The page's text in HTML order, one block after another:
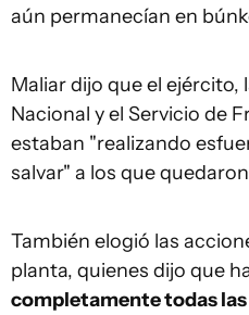
aún permanecían en
Maliar dijo que el ejército,
Nacional y el Servicio de
estaban "realizando
salvar" a los que
También elogió las
planta, quienes dijo que
completamente todas